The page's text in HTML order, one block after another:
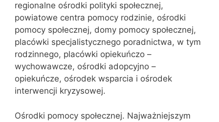
regionalne ośrodki polityki społecznej,
powiatowe centra pomocy rodzinie, ośrodki
pomocy społecznej, domy pomocy społecznej,
placówki specjalistycznego poradnictwa, w tym
rodzinnego, placówki opiekuńczo –
wychowawcze, ośrodki adopcyjno –
opiekuńcze, ośrodek wsparcia i ośrodek
interwencji kryzysowej.
Ośrodki pomocy społecznej. Najważniejszym